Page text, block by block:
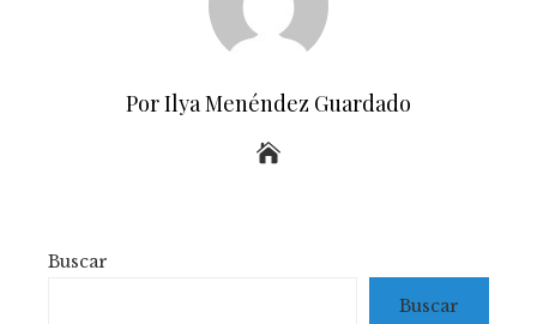
Por Ilya Menéndez Guardado
Buscar
Buscar